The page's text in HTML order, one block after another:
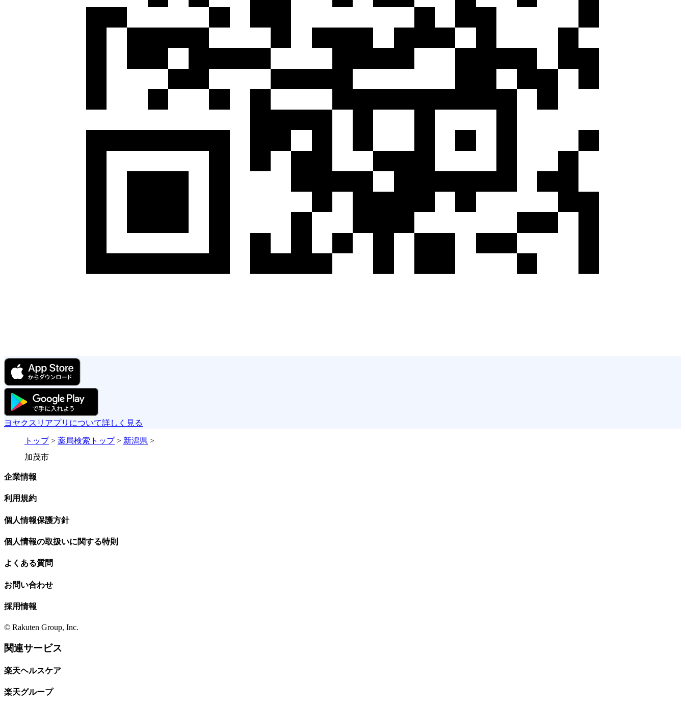
ヨヤクスリアプリについて詳しく見る
トップ> 薬局検索トップ> 新潟県 >
加茂市
企業情報
利用規約
個人情報保護方針
個人情報の取扱いに関する特則
よくある質問
お問い合わせ
採用情報
© Rakuten Group, Inc.
関連サービス
楽天ヘルスケア
楽天グループ